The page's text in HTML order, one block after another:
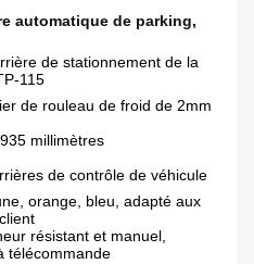
automatique de parking,
de stationnement de la
115
de rouleau de froid de 2mm
millimètres
de contrôle de véhicule
orange, bleu, adapté aux
résistant et manuel,
télécommande